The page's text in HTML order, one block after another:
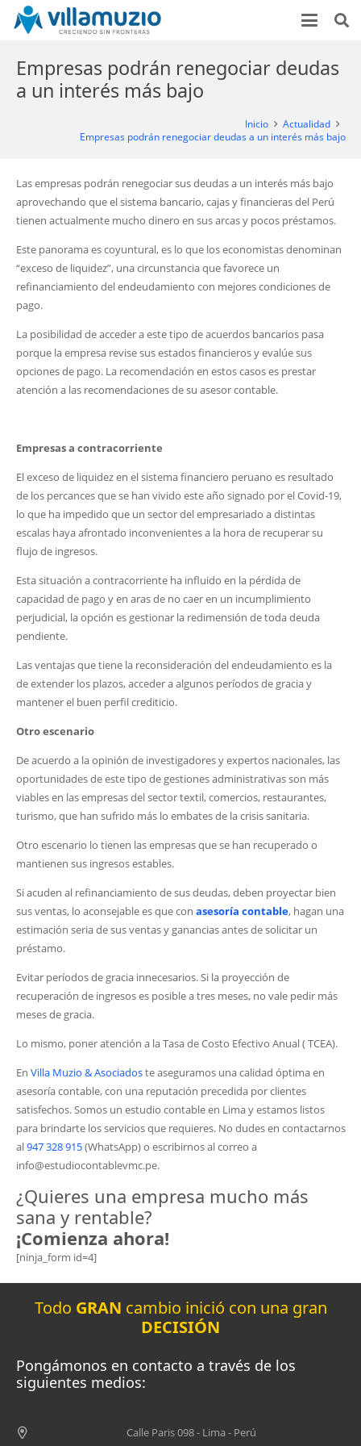
Empresas podrán renegociar deudas
a un interés más bajo
Inicio
Actualidad
Empresas podrán renegociar deudas a un interés más bajo
Las empresas podrán renegociar sus deudas a un interés más bajo
aprovechando que el sistema bancario, cajas y financieras del Perú
tienen actualmente mucho dinero en sus arcas y pocos préstamos.
Este panorama es coyuntural, es lo que los economistas denominan
“exceso de liquidez”, una circunstancia que favorece un
refinanciamiento del endeudamiento con mejores condiciones de
pago.
La posibilidad de acceder a este tipo de acuerdos bancarios pasa
porque la empresa revise sus estados financieros y evalúe sus
opciones de pago. La recomendación en estos casos es prestar
atención a las recomendaciones de su asesor contable.
Empresas a contracorriente
El exceso de liquidez en el sistema financiero peruano es resultado
de los percances que se han vivido este año signado por el Covid-19,
lo que ha impedido que un sector del empresariado a distintas
escalas haya afrontado inconvenientes a la hora de recuperar su
flujo de ingresos.
Esta situación a contracorriente ha influido en la pérdida de
capacidad de pago y en aras de no caer en un incumplimiento
perjudicial, la opción es gestionar la redimensión de toda deuda
pendiente.
Las ventajas que tiene la reconsideración del endeudamiento es la
de extender los plazos, acceder a algunos períodos de gracia y
mantener el buen perfil crediticio.
Otro escenario
De acuerdo a la opinión de investigadores y expertos nacionales, las
oportunidades de este tipo de gestiones administrativas son más
viables en las empresas del sector textil, comercios, restaurantes,
turismo, que han sufrido más lo embates de la crisis sanitaria.
Otro escenario lo tienen las empresas que se han recuperado o
mantienen sus ingresos estables.
Si acuden al refinanciamiento de sus deudas, deben proyectar bien
sus ventas, lo aconsejable es que con asesoría contable, hagan una
estimación seria de sus ventas y ganancias antes de solicitar un
préstamo.
Evitar períodos de gracia innecesarios. Si la proyección de
recuperación de ingresos es posible a tres meses, no vale pedir más
meses de gracia.
Lo mismo, poner atención a la Tasa de Costo Efectivo Anual ( TCEA).
En Villa Muzio & Asociadoste aseguramos una calidad óptima en
asesoría contable, con una reputación precedida por clientes
satisfechos. Somos un estudio contable en Lima y estamos listos
para brindarte los servicios que requieres. No dudes en contactarnos
al947 328 915(WhatsApp) o escribirnos al correo a
info@estudiocontablevmc.pe.
¿Quieres una empresa mucho más
sana y rentable?
¡Comienza ahora!
[ninja_form id=4]
Todo GRAN cambio inició con una gran
DECISIÓN
Pongámonos en contacto a través de los
siguientes medios:
Calle Paris 098 - Lima - Perú